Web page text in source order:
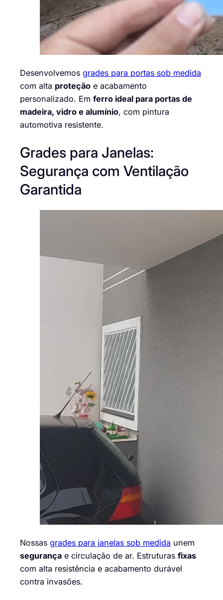
Desenvolvemos grades para portas sob medida
com alta proteção e acabamento
personalizado. Em ferro ideal para portas de
madeira, vidro e alumínio, com pintura
automotiva resistente.
Grades para Janelas:
Segurança com Ventilação
Garantida
Nossas grades para janelas sob medida unem
segurança e circulação de ar. Estruturas fixas
com alta resistência e acabamento durável
contra invasões.